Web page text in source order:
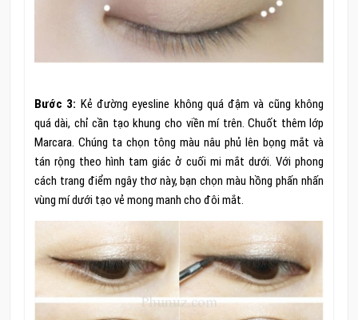
Bước 3: Kẻ đường eyesline không quá đậm và cũng không
quá dài, chỉ cần tạo khung cho viền mí trên. Chuốt thêm lớp
Marcara. Chúng ta chọn tông màu nâu phủ lên bọng mắt và
tán rộng theo hình tam giác ở cuối mi mắt dưới. Với phong
cách trang điểm ngây thơ này, bạn chọn màu hồng phấn nhấn
vùng mí dưới tạo vẻ mong manh cho đôi mắt.